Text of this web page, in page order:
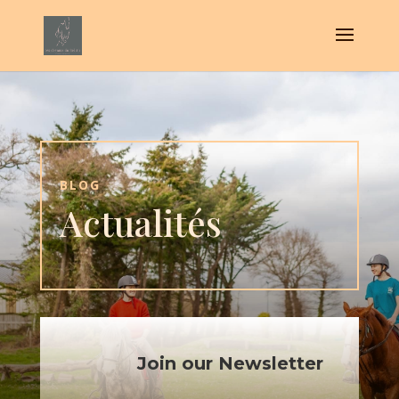
BLOG
Actualités
Join our Newsletter